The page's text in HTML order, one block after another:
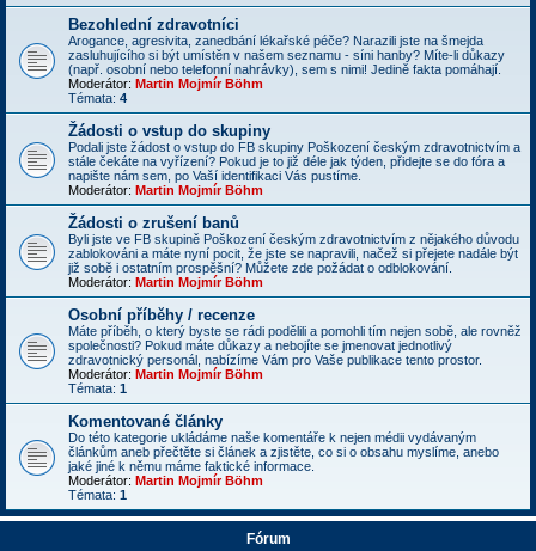
Bezohlední zdravotníci
Arogance, agresivita, zanedbání lékařské péče? Narazili jste na šmejda
zasluhujícího si být umístěn v našem seznamu - síni hanby? Míte-li důkazy
(např. osobní nebo telefonní nahrávky), sem s nimi! Jedině fakta pomáhají.
Moderátor: Martin Mojmír Böhm
Témata: 4
Žádosti o vstup do skupiny
Podali jste žádost o vstup do FB skupiny Poškození českým zdravotnictvím a
stále čekáte na vyřízení? Pokud je to již déle jak týden, přidejte se do fóra a
napište nám sem, po Vaší identifikaci Vás pustíme.
Moderátor: Martin Mojmír Böhm
Žádosti o zrušení banů
Byli jste ve FB skupině Poškození českým zdravotnictvím z nějakého důvodu
zablokováni a máte nyní pocit, že jste se napravili, načež si přejete nadále být
již sobě i ostatním prospěšní? Můžete zde požádat o odblokování.
Moderátor: Martin Mojmír Böhm
Osobní příběhy / recenze
Máte příběh, o který byste se rádi podělili a pomohli tím nejen sobě, ale rovněž
společnosti? Pokud máte důkazy a nebojíte se jmenovat jednotlivý
zdravotnický personál, nabízíme Vám pro Vaše publikace tento prostor.
Moderátor: Martin Mojmír Böhm
Témata: 1
Komentované články
Do této kategorie ukládáme naše komentáře k nejen médii vydávaným
článkům aneb přečtěte si článek a zjistěte, co si o obsahu myslíme, anebo
jaké jiné k němu máme faktické informace.
Moderátor: Martin Mojmír Böhm
Témata: 1
Fórum